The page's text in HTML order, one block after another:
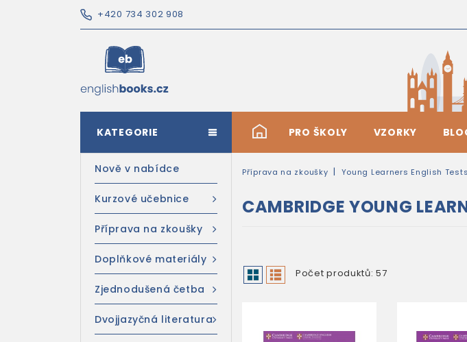
+420 734 302 908
# PRO ŠKOLY VZORKY
KATEGORIE
Nově v nabídce
Kurzové učebnice
Příprava na zkoušky
Doplňkové materiály
Zjednodušená četba
Dvojjazyčná literatura
Příprava na zkoušky Young Learners English Tests
CAMBRIDGE YOUNG
Počet produktů: 57